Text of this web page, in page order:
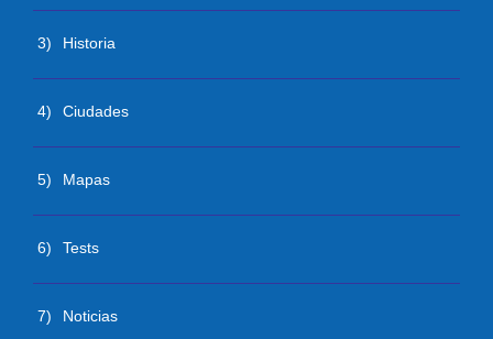
3) Historia
4) Ciudades
5) Mapas
6) Tests
7) Noticias